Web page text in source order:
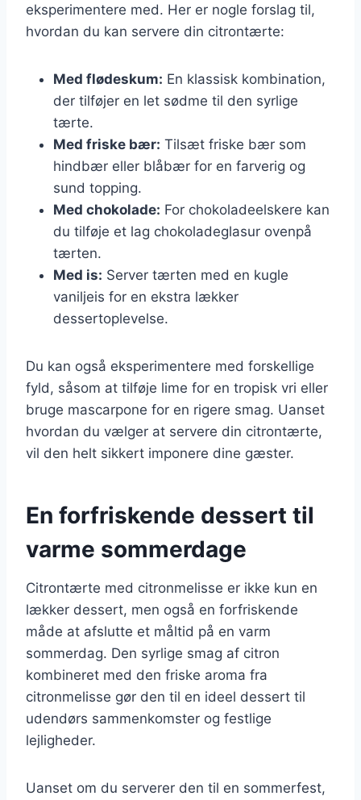
eksperimentere med. Her er nogle forslag til,
hvordan du kan servere din citrontærte:
Med flødeskum: En klassisk kombination,
der tilføjer en let sødme til den syrlige
tærte.
Med friske bær: Tilsæt friske bær som
hindbær eller blåbær for en farverig og
sund topping.
Med chokolade: For chokoladeelskere kan
du tilføje et lag chokoladeglasur ovenpå
tærten.
Med is: Server tærten med en kugle
vaniljeis for en ekstra lækker
dessertoplevelse.
Du kan også eksperimentere med forskellige
fyld, såsom at tilføje lime for en tropisk vri eller
bruge mascarpone for en rigere smag. Uanset
hvordan du vælger at servere din citrontærte,
vil den helt sikkert imponere dine gæster.
En forfriskende dessert til
varme sommerdage
Citrontærte med citronmelisse er ikke kun en
lækker dessert, men også en forfriskende
måde at afslutte et måltid på en varm
sommerdag. Den syrlige smag af citron
kombineret med den friske aroma fra
citronmelisse gør den til en ideel dessert til
udendørs sammenkomster og festlige
lejligheder.
Uanset om du serverer den til en sommerfest,